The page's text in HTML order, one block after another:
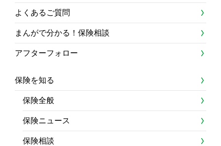
よくあるご質問
まんがで分かる！保険相談
アフターフォロー
保険を知る
保険全般
保険ニュース
保険相談